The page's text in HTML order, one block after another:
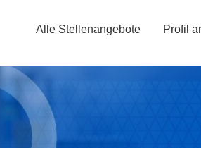
Alle Stellenangebote Profil